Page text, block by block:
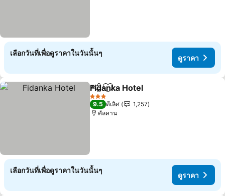
เลือกวันที่เพื่อดูราคาในวันนั้นๆ
ดูราคา
แชร์ เพิ่มในรายการโปรด
Fidanka Hotel
3 ดาว
9.5 ดีเลิศ
1,257
คัลคาน
เลือกวันที่เพื่อดูราคาในวันนั้นๆ
ดูราคา